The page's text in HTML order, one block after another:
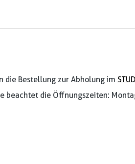
die Bestellung zur Abholung im
die Öffnungszeiten: